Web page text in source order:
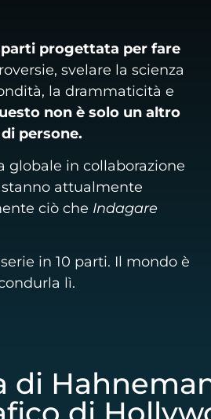
parti progettata per fare
svelare la scienza
la drammaticità e
non è solo un altro
persone.
globale in collaborazione
attualmente
ciò che Indagare
in 10 parti. Il mondo è
lì.
di